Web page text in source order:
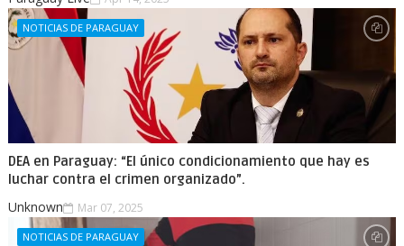
NOTICIAS DE PARAGUAY
DEA en Paraguay: “El único condicionamiento que hay es
luchar contra el crimen organizado”.
Unknown Mar 07, 2025
NOTICIAS DE PARAGUAY